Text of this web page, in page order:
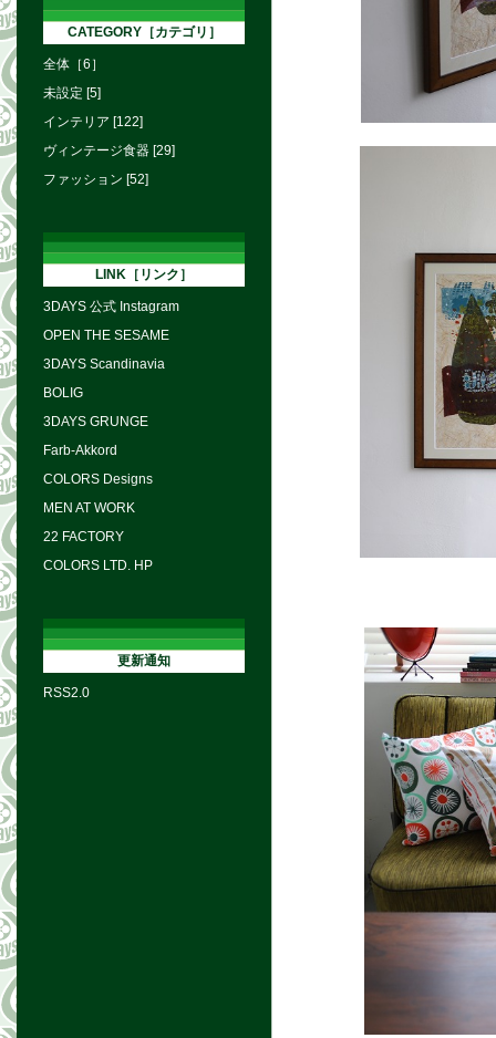
CATEGORY［カテゴリ］
全体［6］
未設定 [5]
インテリア [122]
ヴィンテージ食器 [29]
ファッション [52]
LINK［リンク］
3DAYS 公式 Instagram
OPEN THE SESAME
3DAYS Scandinavia
BOLIG
3DAYS GRUNGE
Farb-Akkord
COLORS Designs
MEN AT WORK
22 FACTORY
COLORS LTD. HP
更新通知
RSS2.0